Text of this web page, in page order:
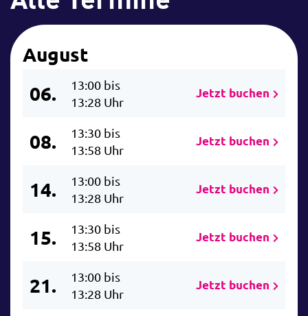
August
06.
13:00 bis
13:28 Uhr
Jetzt buchen
08.
13:30 bis
13:58 Uhr
Jetzt buchen
14.
13:00 bis
13:28 Uhr
Jetzt buchen
15.
13:30 bis
13:58 Uhr
Jetzt buchen
21.
13:00 bis
13:28 Uhr
Jetzt buchen